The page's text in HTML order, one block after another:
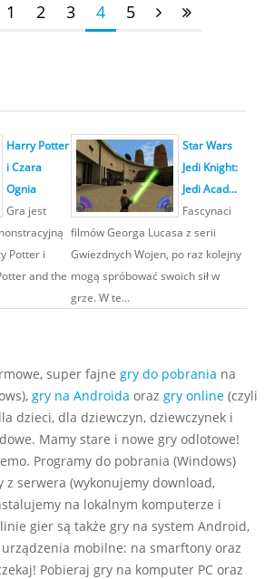
1 2 3 4 5
Harry Potter
i Czara
Ognia
Gra jest
Potter i
and the
Star Wars
Jedi Knight:
Jedi Acad...
Fascynaci
filmów Georga Lucasa z serii
Gwiezdnych Wojen, po raz kolejny
mogą spróbować swoich sił w
grze. W te...
super fajne gry do pobrania na
gry na Androida oraz gry online (czyli
dzieci, dla dziewczyn, dziewczynek i
Mamy stare i nowe gry odlotowe!
Programy do pobrania (Windows)
serwera (wykonujemy download,
na lokalnym komputerze i
gier są także gry na system Android,
mobilne: na smarftony oraz
Pobieraj gry na komputer PC oraz